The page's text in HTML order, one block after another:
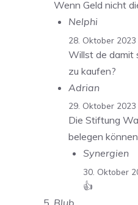
Wenn Geld nicht
Nelphi
28. Oktober
Willst de damit
zu kaufen?
Adrian
29. Oktober
Die Stiftung
belegen
Synergien
30. Oktober
👍